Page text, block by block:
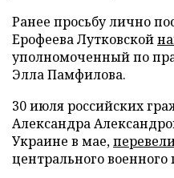
Ранее просьбу лично
Ерофеева Лутковской
уполномоченный по
Элла Памфилова.
30 июля российских
Александра
Украине в мае,
центрального